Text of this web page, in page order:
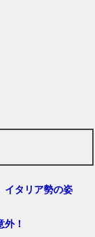
イタリア勢の姿
！